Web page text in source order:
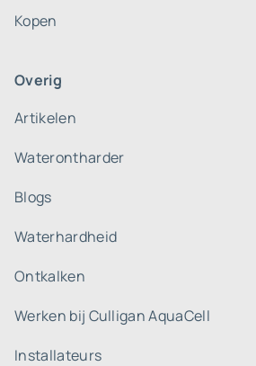
Kopen
Overig
Artikelen
Waterontharder
Blogs
Waterhardheid
Ontkalken
Werken bij Culligan AquaCell
Installateurs